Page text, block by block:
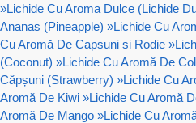
»Lichide Cu Aroma Dulce (Lichide
Ananas (Pineapple) »Lichide Cu
Cu Aromă De Capsuni si Rodie »
(Coconut) »Lichide Cu Aromă De
Căpșuni (Strawberry) »Lichide Cu
Aromă De Kiwi »Lichide Cu Aromă
Aromă De Mango »Lichide Cu